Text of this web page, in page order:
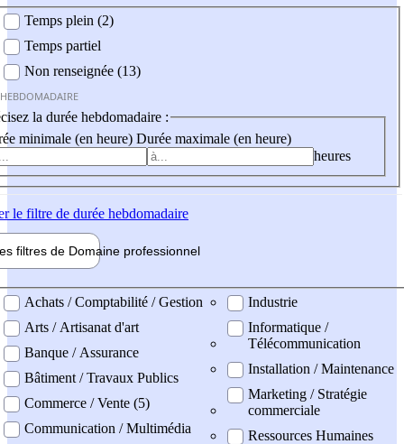
Temps plein (2)
Temps partiel
Non renseignée (13)
la durée hebdomadaire :
minimale (en heure) Durée maximale (en heure)
heures
le filtre de durée hebdomadaire
filtres de Domaine professionnel
professionel
Achats / Comptabilité / Gestion
Arts / Artisanat d'art
Banque / Assurance
Bâtiment / Travaux Publics
Commerce / Vente (5)
Communication / Multimédia
Industrie
Informatique /
Télécommunication
Installation / Maintenance
Marketing / Stratégie
commerciale
Ressources Humaines